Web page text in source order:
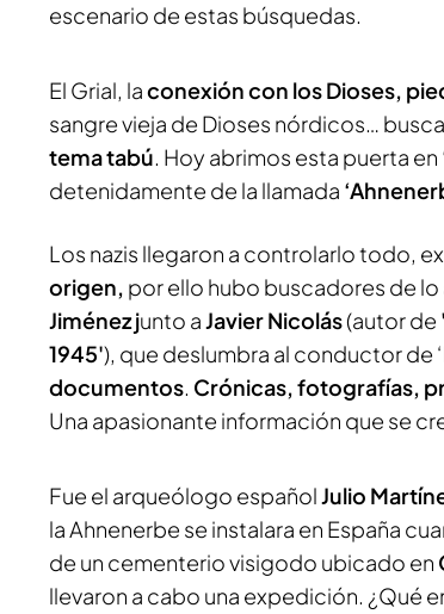
escenario de estas búsquedas.
El Grial, laconexión con los Dioses,
sangre vieja de Dioses nórdicos…
tema tabú. Hoy abrimos esta puerta en
detenidamente de la llamada
Los nazis llegaron a controlarlo todo,
origen, por ello hubo buscadores de
Jiménez junto aJavier Nicolás(autor de
1945'), que deslumbra al conductor de
documentos. Crónicas, fotografías,
Una apasionante información que se
Fue el arqueólogo españolJulio
la Ahnenerbe se instalara en España
de un cementerio visigodo ubicado en
llevaron a cabo una expedición. ¿Qué